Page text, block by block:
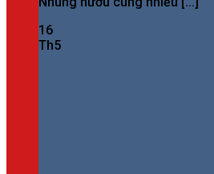
16
Th5